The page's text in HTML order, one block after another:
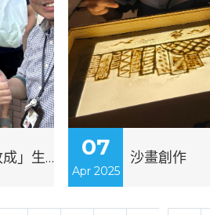
「校園種植樂收成」生菜送贈活動 07
Apr 2025
沙畫創作